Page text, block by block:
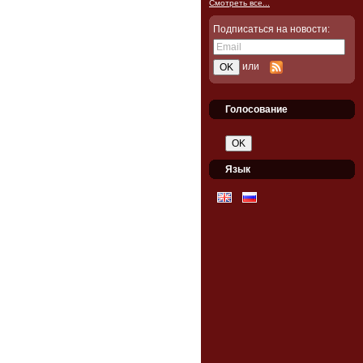
Смотреть все...
Подписаться на новости:
или
Голосование
Язык